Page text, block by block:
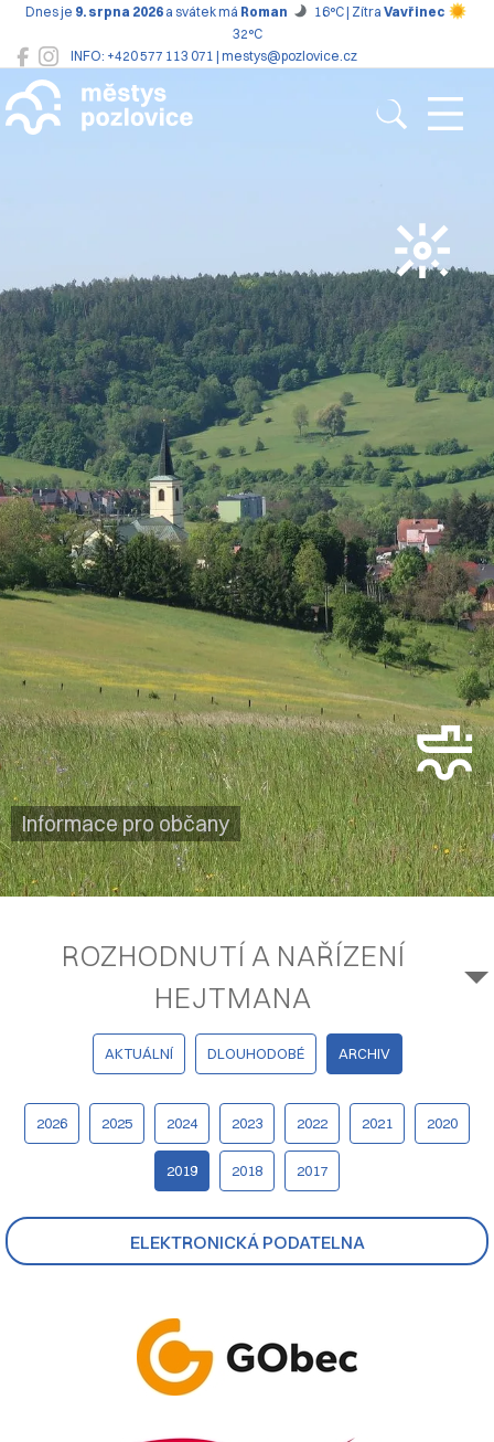
INFO: +420 577 113 071 | mestys@pozlovice.cz
Dnes je 9. srpna 2026 a svátek má Roman 16°C | Zítra Vavřinec
32°C
Pozlovice
Informace pro občany
ELEKTRONICKÁ PODATELNA
ROZHODNUTÍ A NAŘÍZENÍ
HEJTMANA
AKTUÁLNÍ DLOUHODOBÉ ARCHIV
2026 2025 2024 2023 2022 2021 2020
2019 2018 2017